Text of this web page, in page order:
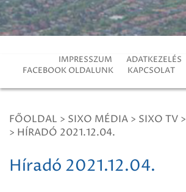
IMPRESSZUM ADATKEZELÉS
FACEBOOK OLDALUNK
KAPCSOLAT
FŐOLDAL > SIXO MÉDIA > SIXO TV >
> HÍRADÓ 2021.12.04.
Híradó 2021.12.04.